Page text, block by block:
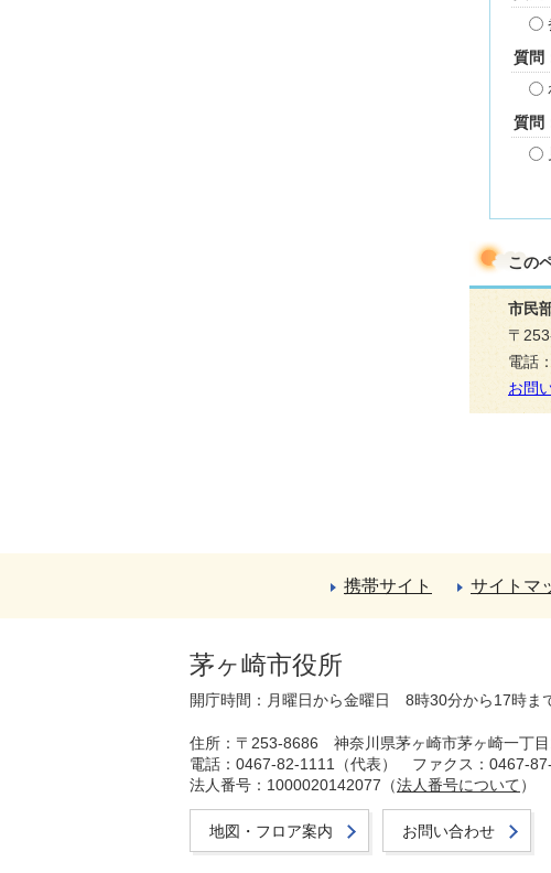
質問
質問
この
市民
〒
電話
お問
携帯サイト サイトマ
茅ヶ崎市役所
開庁時間：月曜日から金曜日 8時30分から17時ま
住所：〒253-8686 神奈川県茅ヶ崎市茅ヶ崎一丁
電話：0467-82-1111（代表） ファクス：0467-
法人番号：1000020142077（法人番号について）
地図・フロア案内 お問い合わせ